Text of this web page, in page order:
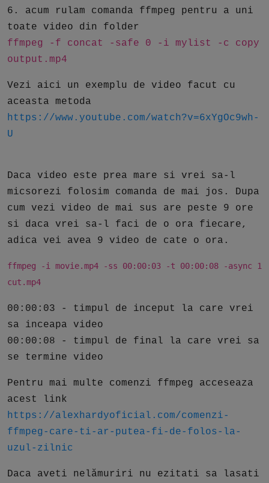
6. acum rulam comanda ffmpeg pentru a uni
toate video din folder
ffmpeg -f concat -safe 0 -i mylist -c copy
output.mp4
Vezi aici un exemplu de video facut cu
aceasta metoda
https://www.youtube.com/watch?v=6xYgOc9wh-
U
Daca video este prea mare si vrei sa-l
micsorezi folosim comanda de mai jos. Dupa
cum vezi video de mai sus are peste 9 ore
si daca vrei sa-l faci de o ora fiecare,
adica vei avea 9 video de cate o ora.
ffmpeg -i movie.mp4 -ss 00:00:03 -t 00:00:08 -async 1
cut.mp4
00:00:03 - timpul de inceput la care vrei
sa inceapa video
00:00:08 - timpul de final la care vrei sa
se termine video
Pentru mai multe comenzi ffmpeg acceseaza
acest link
https://alexhardyoficial.com/comenzi-
ffmpeg-care-ti-ar-putea-fi-de-folos-la-
uzul-zilnic
Daca aveti nelămuriri nu ezitati sa lasati